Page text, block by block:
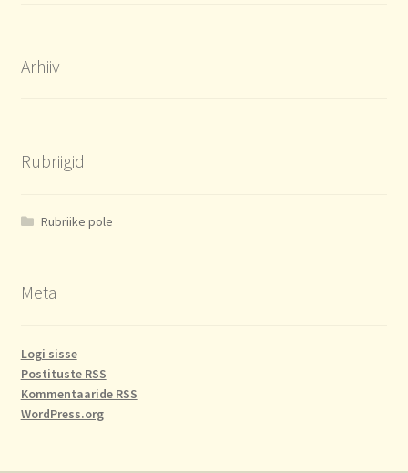
Arhiiv
Rubriigid
Rubriike pole
Meta
Logi sisse
Postituste RSS
Kommentaaride RSS
WordPress.org